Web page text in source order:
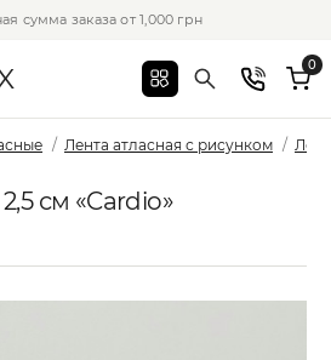
сумма заказа от 1,000 грн
0
Лента атласная с рисунком
см «Cardio»